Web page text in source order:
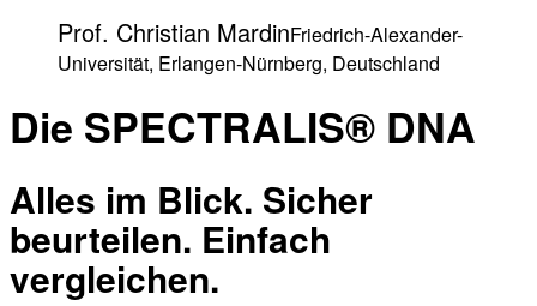
Prof. Christian MardinFriedrich-Alexander-
Universität, Erlangen-Nürnberg, Deutschland
Die SPECTRALIS® DNA
Alles im Blick. Sicher
beurteilen. Einfach
vergleichen.